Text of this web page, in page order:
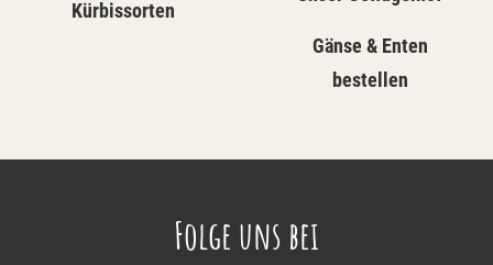
Kürbissorten
Gänse & Enten
bestellen
Folge uns bei